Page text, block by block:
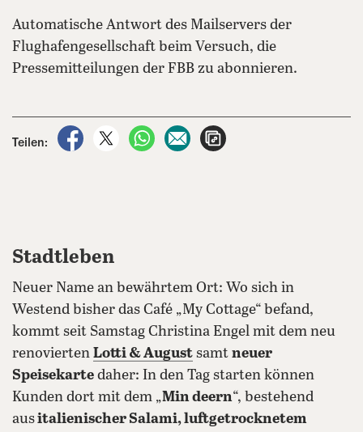
Automatische Antwort des Mailservers der
Flughafengesellschaft beim Versuch, die
Pressemitteilungen der FBB zu abonnieren.
Teilen:
auf Facebook teilen
auf X teilenper WhatsApp teilen
per E-Mail teilen
Stadtleben
Neuer Name an bewährtem Ort: Wo sich in
Westend bisher das Café „My Cottage“ befand,
kommt seit Samstag Christina Engel mit dem neu
renovierten Lotti & August samt neuer
Speisekarte daher: In den Tag starten können
Kunden dort mit dem „Min deern“, bestehend
ausitalienischer Salami, luftgetrocknetem